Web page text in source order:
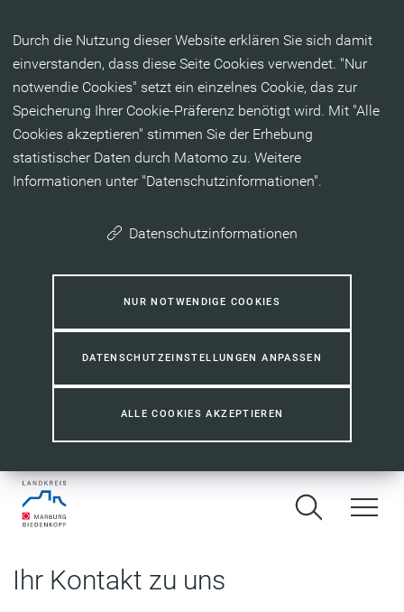
Durch die Nutzung dieser Website erklären Sie sich damit
einverstanden, dass diese Seite Cookies verwendet. "Nur
notwendie Cookies" setzt ein einzelnes Cookie, das zur
Speicherung Ihrer Cookie-Präferenz benötigt wird. Mit "Alle
Cookies akzeptieren" stimmen Sie der Erhebung
statistischer Daten durch Matomo zu. Weitere
Informationen unter "Datenschutzinformationen".
Datenschutzinformationen
NUR NOTWENDIGE COOKIES
DATENSCHUTZEINSTELLUNGEN ANPASSEN
ALLE COOKIES AKZEPTIEREN
Ihr Kontakt zu uns